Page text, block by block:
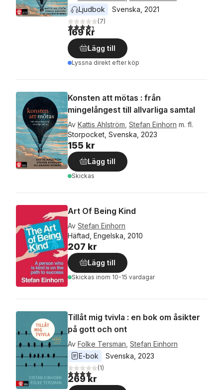
Ljudbok
Svenska 2021
4,3utav 5 stjärnor. Totalt antal röster:
(7)
169 kr
Lägg till
Lyssna direkt efter köp
Konsten att mötas : från
mingelångest till allvarliga samtal
Av Kattis Ahlström Stefan Einhorn m. fl.
Storpocket, Svenska, 2023
155 kr
Lägg till
Skickas
Art Of Being Kind
Av Stefan Einhorn
Häftad, Engelska, 2010
207 kr
Lägg till
Skickas inom 10-15 vardagar
Tillåt mig tvivla : en bok om åsikter
på gott och ont
Av Folke Tersman Stefan Einhorn
E-bok
Svenska 2023
4,0utav 5 stjärnor. Totalt antal röster:
(1)
269 kr